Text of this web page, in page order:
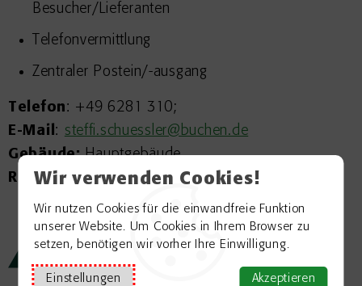
Wir verwenden Cookies!
Wir nutzen Cookies für die einwandfreie Funktion
unserer Website. Um Cookies in Ihrem Browser zu
setzen, benötigen wir vorher Ihre Einwilligung.
Einstellungen Akzeptieren
Besucher/Lieferanten
Telefonvermittlung
Zentraler Postein/-ausgang
Telefon: +49 6281 310;
E-Mail : steffi.schuessler@buchen.de
Gebäude:Hauptgebäude
Raum:1a
← zurück zur Übersicht